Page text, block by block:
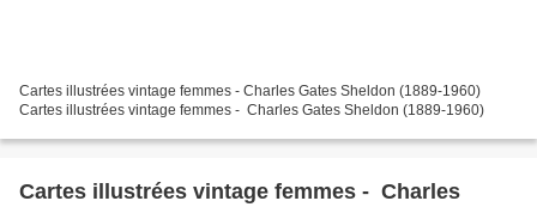
Cartes illustrées vintage femmes - Charles Gates Sheldon (1889-1960)
Cartes illustrées vintage femmes - Charles Gates Sheldon (1889-1960)
Cartes illustrées vintage femmes - Charles